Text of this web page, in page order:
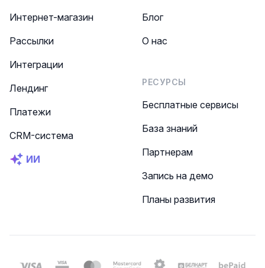
Интернет-магазин
Рассылки
Интеграции
Лендинг
Платежи
CRM-система
ИИ
Блог
О нас
РЕСУРСЫ
Бесплатные сервисы
База знаний
Партнерам
Запись на демо
Планы развития